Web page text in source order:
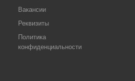
Вакансии
Реквизиты
Политика
конфиденциальности